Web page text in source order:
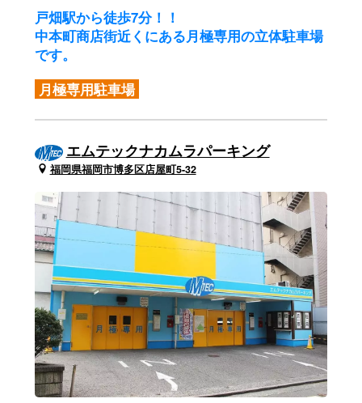
戸畑駅から徒歩7分！！
中本町商店街近くにある月極専用の立体駐車場
です。
月極専用駐車場
エムテックナカムラパーキング
福岡県福岡市博多区店屋町5-32